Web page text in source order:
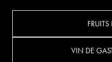
VIN DE